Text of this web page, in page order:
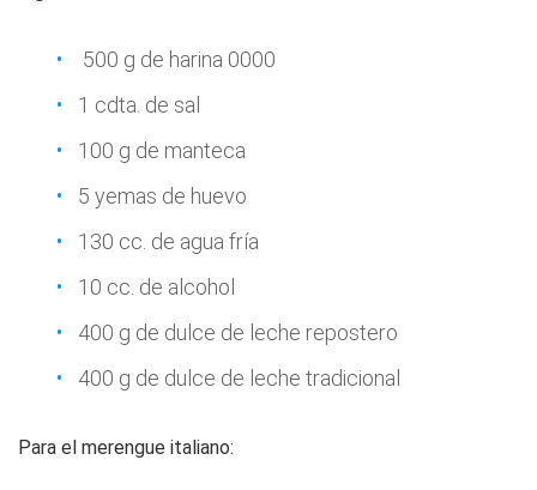
500 g de harina 0000
1 cdta. de sal
100 g de manteca
5 yemas de huevo
130 cc. de agua fría
10 cc. de alcohol
400 g de dulce de leche repostero
400 g de dulce de leche tradicional
Para el merengue italiano: